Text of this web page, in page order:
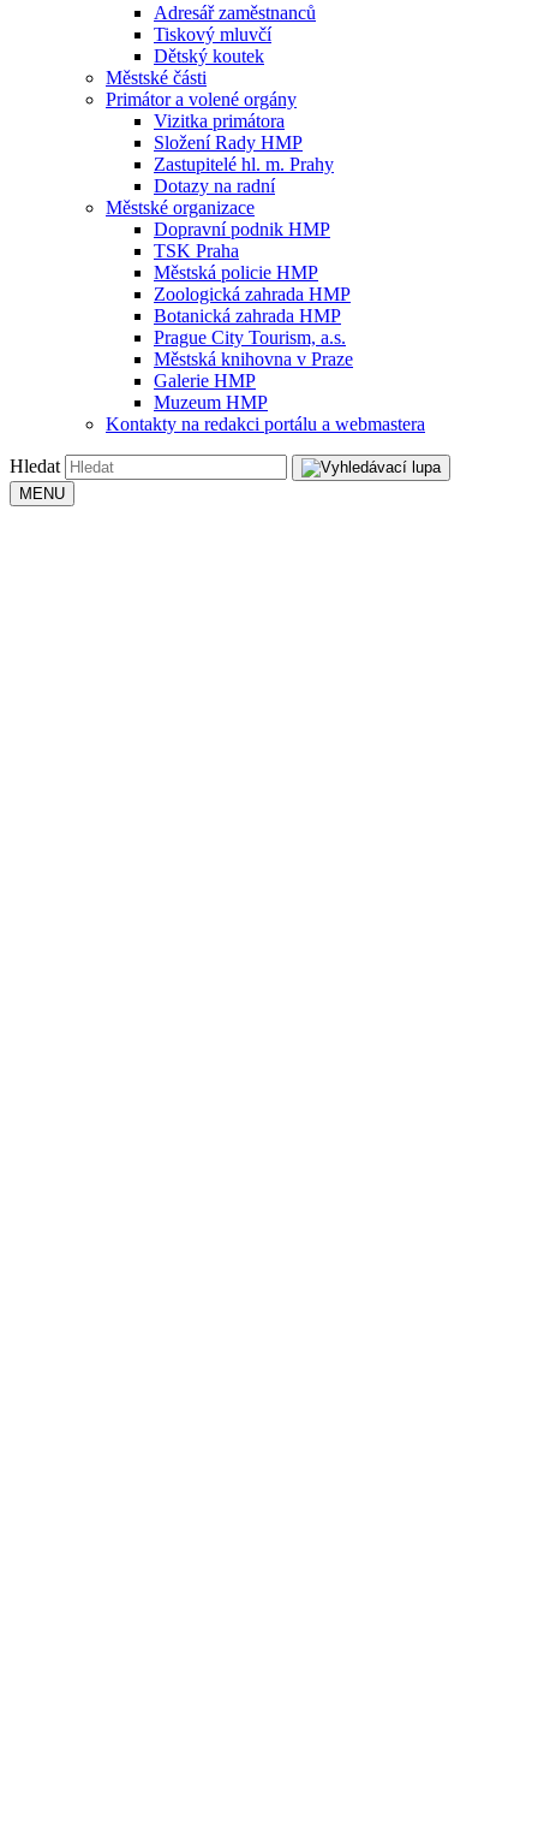
Adresář zaměstnanců
Tiskový mluvčí
Dětský koutek
Městské části
Primátor a volené orgány
Vizitka primátora
Složení Rady HMP
Zastupitelé hl. m. Prahy
Dotazy na radní
Městské organizace
Dopravní podnik HMP
TSK Praha
Městská policie HMP
Zoologická zahrada HMP
Botanická zahrada HMP
Prague City Tourism, a.s.
Městská knihovna v Praze
Galerie HMP
Muzeum HMP
Kontakty na redakci portálu a webmastera
Hledat
MENU